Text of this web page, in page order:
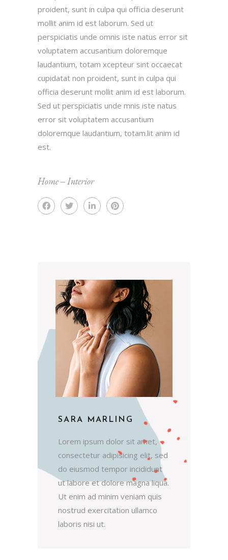
proident, sunt in culpa qui officia deserunt
mollit anim id est laborum. Sed ut
perspiciatis unde omnis iste natus error sit
voluptatem accusantium doloremque
laudantium, totam xcepteur sint occaecat
cupidatat non proident, sunt in culpa qui
officia deserunt mollit anim id est laborum.
Sed ut perspiciatis unde mnis iste natus
error sit voluptatem accusantium
doloremque laudantium, totam.lit anim id
est.
Home‒Interior
SARA MARLING
Lorem ipsum dolor sit amet,
consectetur adipisicing elit, sed
do eiusmod tempor incididunt
ut labore et dolore magna liqua.
Ut enim ad minim veniam quis
nostrud exercitation ullamco
laboris nisi ut.